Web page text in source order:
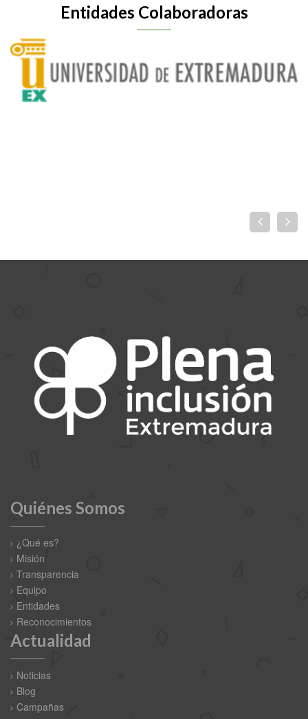
Entidades Colaboradoras
Quiénes Somos
¿Qué es?
Misión
Transparencia
Equipo
Entidades
Reconocimientos
Actualidad
Noticias
Blog
Campañas